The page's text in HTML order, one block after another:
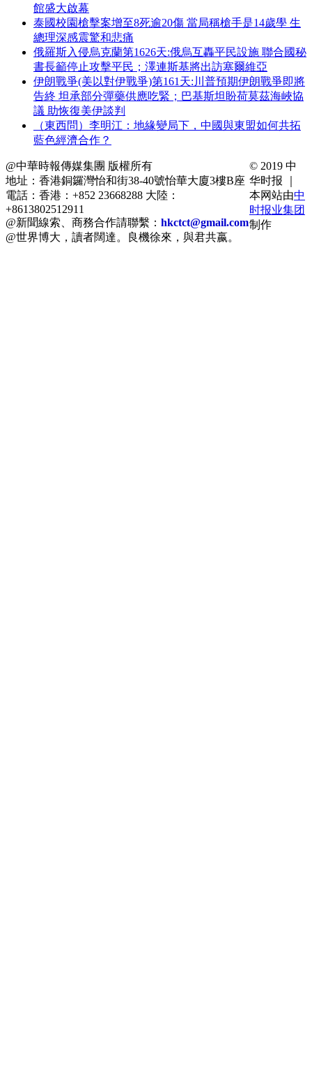
館盛大啟幕
泰國校園槍擊案增至8死逾20傷 當局稱槍手是14歲學 生
總理深感震驚和悲痛
俄羅斯入侵烏克蘭第1626天:俄烏互轟平民設施 聯合國秘
書長籲停止攻擊平民；澤連斯基將出訪塞爾維亞
伊朗戰爭(美以對伊戰爭)第161天:川普預期伊朗戰爭即將
告終 坦承部分彈藥供應吃緊；巴基斯坦盼荷莫茲海峽協
議 助恢復美伊談判
（東西問）李明江：地緣變局下，中國與東盟如何共拓
藍色經濟合作？
@中華時報傳媒集團 版權所有
地址：香港銅鑼灣怡和街38-40號怡華大廈3樓B座
電話：香港：+852 23668288 大陸：
+8613802512911
@新聞線索、商務合作請聯繫： hkctct@gmail.com
@世界博大，讀者闊達。良機徐來，與君共嬴。
© 2019 中
华时报 ｜
本网站由中
时报业集团
制作